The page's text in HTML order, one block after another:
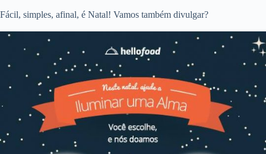
Fácil, simples, afinal, é Natal! Vamos também divulgar?